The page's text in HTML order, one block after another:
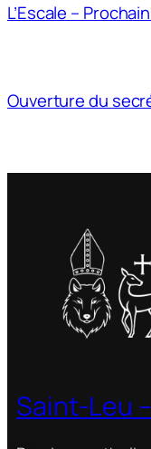
L’Escale –
Ouverture du
Saint-Leu